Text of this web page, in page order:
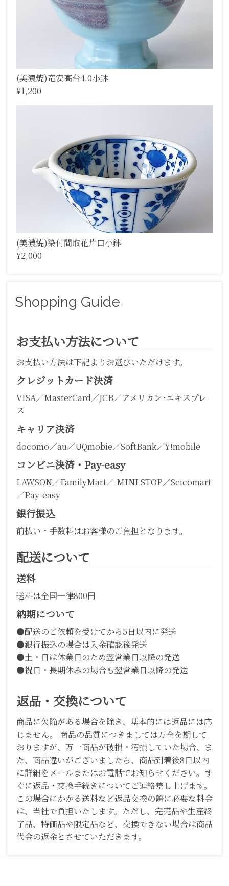
(美濃焼)竜安高台4.0小鉢
¥1,200
(美濃焼)染付間取花片口小鉢
¥2,000
Shopping Guide
お支払い方法について
お支払い方法は下記よりお選びいただけます。
クレジットカード決済
VISA／MasterCard／JCB／アメリカン･エキスプレ
ス
キャリア決済
docomo／au／UQmobie／SoftBank／Y!mobile
コンビニ決済・Pay-easy
LAWSON／FamilyMart／ MINI STOP／Seicomart
／Pay-easy
銀行振込
前払い・手数料はお客様のご負担となります。
配送について
送料
送料は全国一律800円
納期について
●配送のご依頼を受けてから5日以内に発送
●銀行振込の場合は入金確認後発送
●土・日は休業日のため翌営業日以降の発送
●祝日・長期休みの場合も翌営業日以降の発送
返品・交換について
商品に欠陥がある場合を除き、基本的には返品には応
じません。 商品の品質につきましては万全を期して
おりますが、万一商品が破損・汚損していた場合、ま
た、商品違いがございましたら、商品到着後8日以内
に詳細をメールまたはお電話でお知らせください。す
ぐに返品・交換手続きについてご連絡差し上げます。
この場合にかかる送料など返品交換の際に必要な料金
は、当社で負担いたします。ただし、完売品や生産終
了品、特価品や限定品など、交換できない場合は商品
代金の返金とさせていただきます。